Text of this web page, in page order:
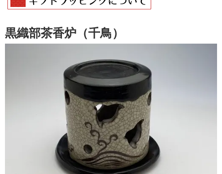
黒織部茶香炉（千鳥）